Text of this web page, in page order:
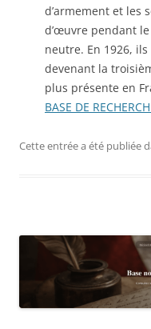
d’armement et les
d’œuvre pendant
neutre. En 1926,
devenant la
plus présente en
BASE DE
Cette entrée a été publiée